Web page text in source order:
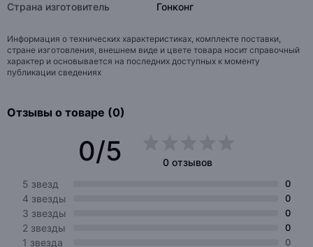
Страна изготовитель Гонконг
Информация о технических характеристиках, комплекте поставки,
стране изготовления, внешнем виде и цвете товара носит справочный
характер и основывается на последних доступных к моменту
публикации сведениях
Отзывы о товаре (0)
0/5
0 отзывов
5 звезд
0
4 звезды 0
3 звезды 0
2 звезды 0
1 звезда 0